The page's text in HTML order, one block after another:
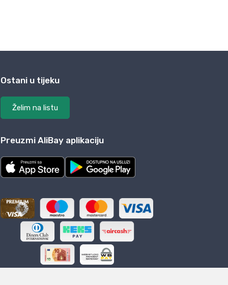
Ostani u tijeku
Želim na listu
Preuzmi AliBay aplikaciju